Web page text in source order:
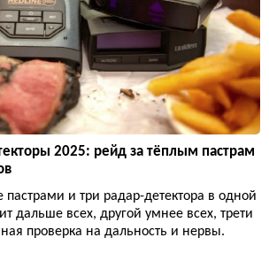
2025: рейд за тёплым пастрам
пастрами и три радар-детектора в одной
дальше всех, другой умнее всех, трети
проверка на дальность и нервы.